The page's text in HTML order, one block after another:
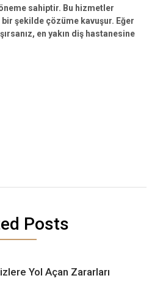
sahiptir. Bu hizmetler
bir şekilde çözüme kavuşur. Eğer
en yakın diş hastanesine
Posts
Yol Açan Zararları